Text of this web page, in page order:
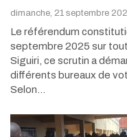
dimanche, 21 septembre
Le référendum
septembre 2025 sur
Siguiri, ce scrutin a
différents bureaux de
Selon…